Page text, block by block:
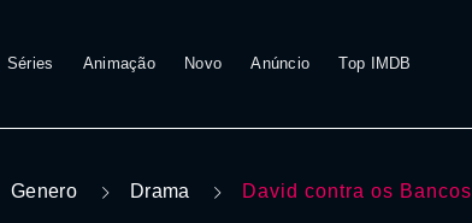
Séries Animação Novo Anúncio Top IMDB
Genero Drama David contra os Bancos